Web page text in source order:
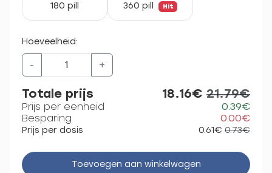
180 pill 360 pill Hit
Hoeveelheid:
- +
Totale prijs 18.16€ 21.79€
Prijs per eenheid
0.39€
Besparing
0.00€
Prijs per dosis 0.61€ 0.73€
Toevoegen aan winkelwagen